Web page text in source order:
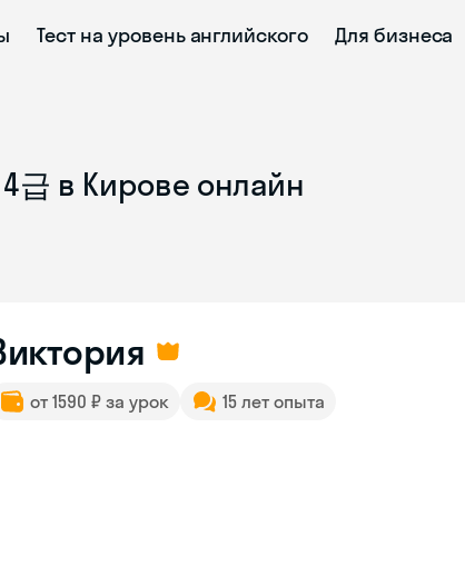
Тест на уровень английского Для бизнеса
급 в Кирове онлайн
от 1590 ₽ за урок 15 лет опыта